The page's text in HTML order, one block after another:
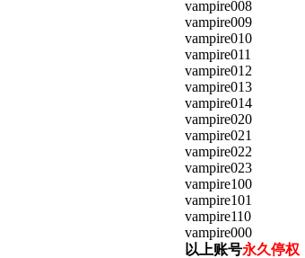
vampire008
vampire009
vampire010
vampire011
vampire012
vampire013
vampire014
vampire020
vampire021
vampire022
vampire023
vampire100
vampire101
vampire110
vampire000
以上账号永久停权